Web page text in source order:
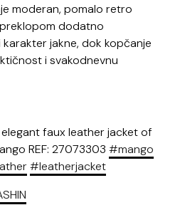
moderan, pomalo retro
dodatno
jakne, dok kopčanje
i svakodnevnu
faux leather jacket of
REF: 27073303 #mango
#leatherjacket